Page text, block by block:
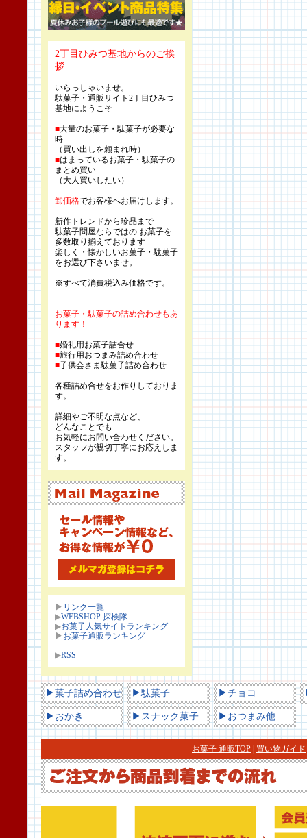
2丁目ひみつ基地からのご挨
拶
いらっしゃいませ。
駄菓子・通販サイト2丁目ひみつ
基地にようこそ
■大量のお菓子・駄菓子が必要な
時
（買い出しを頼まれ時）
■はまっているお菓子・駄菓子の
まとめ買い
（大人買いしたい）
卸価格でお客様へお届けします。
新作トレンドから珍品まで
駄菓子問屋ならではの お菓子を
多数取り揃えております
楽しく・懐かしいお菓子・駄菓子
をお選び下さいませ。
※すべて消費税込み価格です。
お菓子・駄菓子の詰め合わせもあ
ります！
■婚礼用お菓子詰合せ
■旅行用おつまみ詰め合わせ
■子供会さま駄菓子詰め合わせ
各種詰め合せをお作りしておりま
す。
詳細やご不明な点など、
どんなことでも
お気軽にお問い合わせください。
スタッフが親切丁寧にお応えしま
す。
▶ リンク一覧
▶WEBSHOP 探検隊
▶お菓子人気サイトランキング
▶ お菓子通販ランキング
▶RSS
▶菓子詰め合わせ ▶駄菓子 ▶チョコ
▶おかき ▶スナック菓子 ▶おつまみ他
お菓子 通販TOP 買い物ガイド